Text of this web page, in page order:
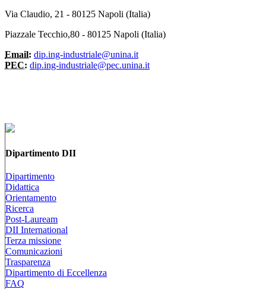
Via Claudio, 21 - 80125 Napoli (Italia)
Piazzale Tecchio,80 - 80125 Napoli (Italia)
Email: dip.ing-industriale@unina.it
PEC: dip.ing-industriale@pec.unina.it
Dipartimento DII
Dipartimento
Didattica
Orientamento
Ricerca
Post-Lauream
DII International
Terza missione
Comunicazioni
Trasparenza
Dipartimento di Eccellenza
FAQ